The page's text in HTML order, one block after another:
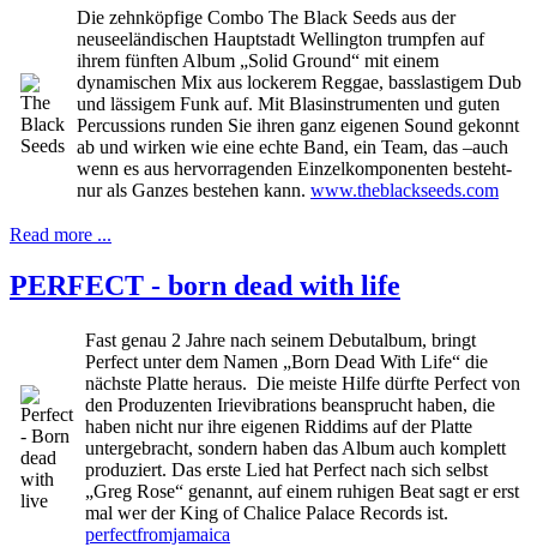
Die zehnköpfige Combo The Black Seeds aus der
neuseeländischen Hauptstadt Wellington trumpfen auf
ihrem fünften Album „Solid Ground“ mit einem
dynamischen Mix aus lockerem Reggae, basslastigem Dub
und lässigem Funk auf. Mit Blasinstrumenten und guten
Percussions runden Sie ihren ganz eigenen Sound gekonnt
ab und wirken wie eine echte Band, ein Team, das –auch
wenn es aus hervorragenden Einzelkomponenten besteht-
nur als Ganzes bestehen kann. www.theblackseeds.com
Read more ...
PERFECT - born dead with life
Fast genau 2 Jahre nach seinem Debutalbum, bringt
Perfect unter dem Namen „Born Dead With Life“ die
nächste Platte heraus. Die meiste Hilfe dürfte Perfect von
den Produzenten Irievibrations beansprucht haben, die
haben nicht nur ihre eigenen Riddims auf der Platte
untergebracht, sondern haben das Album auch komplett
produziert. Das erste Lied hat Perfect nach sich selbst
„Greg Rose“ genannt, auf einem ruhigen Beat sagt er erst
mal wer der King of Chalice Palace Records ist.
perfectfromjamaica